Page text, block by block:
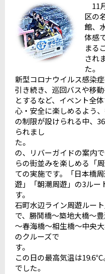
11
区の
館、
体感
まる
され
新型コロナウイルス感染
引き続き、巡回バスや移
とするなど、イベント全
心・安全に楽しめるよう
の制限が設けられる中、
られまし
た。
の、リバーガイドの案内
らの街並みを楽しめる「
ての実施です。「日本橋
遊」「朝潮周遊」の3ルー
す
石町水辺ライン周遊ルー
で、勝鬨橋～築地大橋～
～春海橋～相生橋～中央
のクルーズで
この日の最高気温は
でした。